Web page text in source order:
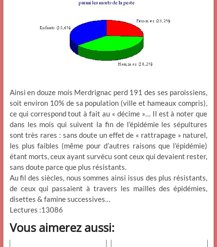
Ainsi en douze mois Merdrignac perd 191 des ses paroissiens,
soit environ 10% de sa population (ville et hameaux compris),
ce qui correspond tout à fait au « décime »… Il est à noter que
dans les mois qui suivent la fin de l’épidémie les sépultures
sont très rares : sans doute un effet de « rattrapage » naturel,
les plus faibles (même pour d’autres raisons que l’épidémie)
étant morts, ceux ayant survécu sont ceux qui devaient rester,
sans doute parce que plus résistants.
Au fil des siècles, nous sommes ainsi issus des plus résistants,
de ceux qui passaient à travers les mailles des épidémies,
disettes & famine successives…
Lectures :13086
Vous aimerez aussi: